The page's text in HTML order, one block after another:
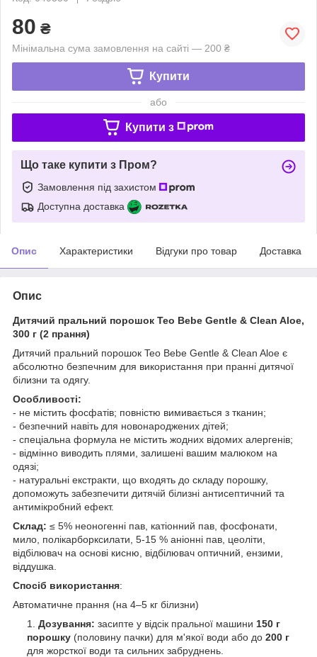
80 ₴
Мінімальна сума замовлення на сайті — 200 ₴
Купити
або
Купити з
Що таке купити з Пром?
Замовлення під захистом
Доступна доставка
Опис Характеристики Відгуки про товар Доставка
Опис
Дитячий пральний порошок Teo Bebe Gentle & Clean Aloe,
300 г (2 прання)
Дитячий пральний порошок Teo Bebe Gentle & Clean Aloe є
абсолютно безпечним для використання при пранні дитячої
білизни та одягу.
Особливості:
- не містить фосфатів; повністю вимивається з тканин;
- безпечний навіть для новонароджених дітей;
- спеціальна формула не містить жодних відомих алергенів;
- відмінно виводить плями, залишені вашим малюком на
одязі;
- натуральні екстракти, що входять до складу порошку,
допоможуть забезпечити дитячій білизні антисептичний та
антимікробний ефект.
Склад: ≤ 5% неоногенні пав, катіонний пав, фосфонати,
мило, полікарборксилати, 5-15 % аніонні пав, цеоліти,
відбілювач на основі кисню, відбілювач оптичний, ензими,
віддушка.
Спосіб використання:
Автоматичне прання (на 4–5 кг білизни)
Дозування: засипте у відсік пральної машини 150 г
порошку (половину пачки) для м'якої води або до 200 г
для жорсткої води та сильних забруднень.